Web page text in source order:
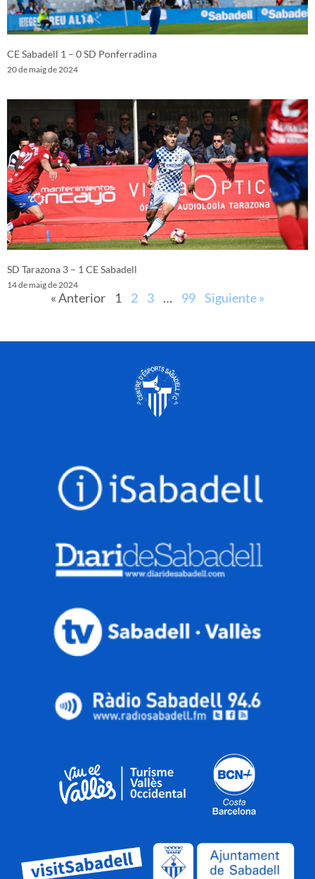
CE Sabadell 1 – 0 SD Ponferradina
20 de maig de 2024
SD Tarazona 3 – 1 CE Sabadell
14 de maig de 2024
« Anterior 1 2 3 … 99 Siguiente »